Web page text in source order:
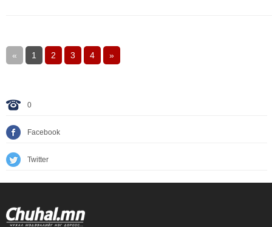
0
Facebook
Twitter
« 1 2 3 4 »